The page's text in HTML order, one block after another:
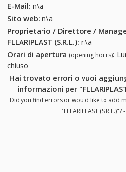
E-Mail: n\a
Sito web: n\a
Proprietario / Direttore /
FLLARIPLAST (S.R.L.): n\a
Orari di apertura (opening hours):
chiuso
Hai trovato errori o vuoi
informazioni per
Did you find errors or would like to add
"FLLARIPLAST (S.R.L.)"? -